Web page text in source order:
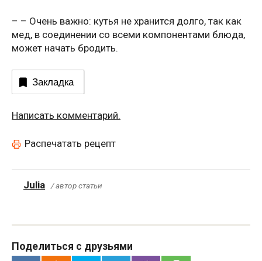
– – Очень важно: кутья не хранится долго, так как
мед, в соединении со всеми компонентами блюда,
может начать бродить.
Закладка
Написать комментарий.
Распечатать рецепт
Julia / автор статьи
Поделиться с друзьями